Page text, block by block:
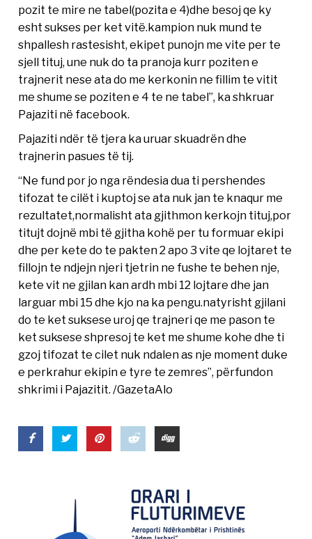
pozit te mire ne tabel(pozita e 4)dhe besoj qe ky
esht sukses per ket vitë.kampion nuk mund te
shpallesh rastesisht, ekipet punojn me vite per te
sjell tituj, une nuk do ta pranoja kurr poziten e
trajnerit nese ata do me kerkonin ne fillim te vitit
me shume se poziten e 4 te ne tabel”, ka shkruar
Pajaziti në facebook.
Pajaziti ndër të tjera ka uruar skuadrën dhe
trajnerin pasues të tij.
“Ne fund por jo nga rëndesia dua ti pershendes
tifozat te cilët i kuptoj se ata nuk jan te knaqur me
rezultatet,normalisht ata gjithmon kerkojn tituj,por
titujt dojnë mbi të gjitha kohë per tu formuar ekipi
dhe per kete do te pakten 2 apo 3 vite qe lojtaret te
fillojn te ndjejn njeri tjetrin ne fushe te behen nje,
kete vit ne gjilan kan ardh mbi 12 lojtare dhe jan
larguar mbi 15 dhe kjo na ka pengu.natyrisht gjilani
do te ket suksese uroj qe trajneri qe me pason te
ket suksese shpresoj te ket me shume kohe dhe ti
gzoj tifozat te cilet nuk ndalen as nje moment duke
e perkrahur ekipin e tyre te zemres”, përfundon
shkrimi i Pajazitit. /GazetaAlo